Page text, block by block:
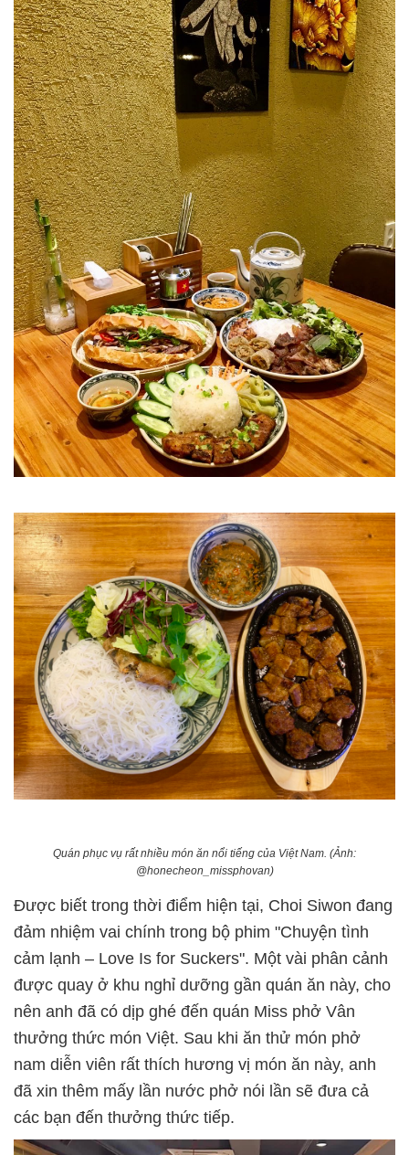
Quán phục vụ rất nhiều món ăn nổi tiếng của Việt Nam. (Ảnh:
@honecheon_missphovan)
Được biết trong thời điểm hiện tại, Choi Siwon đang
đảm nhiệm vai chính trong bộ phim "Chuyện tình
cảm lạnh – Love Is for Suckers". Một vài phân cảnh
được quay ở khu nghỉ dưỡng gần quán ăn này, cho
nên anh đã có dịp ghé đến quán Miss phở Vân
thưởng thức món Việt. Sau khi ăn thử món phở
nam diễn viên rất thích hương vị món ăn này, anh
đã xin thêm mấy lần nước phở nói lần sẽ đưa cả
các bạn đến thưởng thức tiếp.